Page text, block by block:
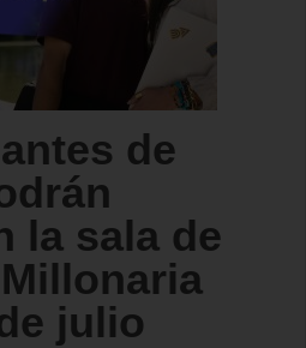
de
la sala de
julio